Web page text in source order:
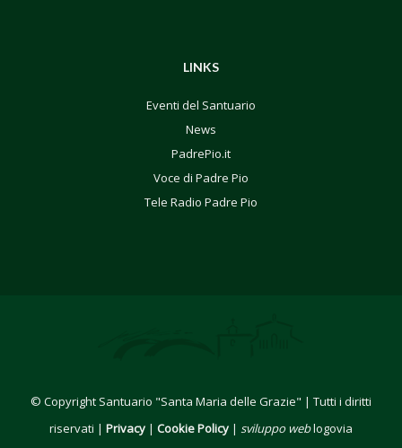
LINKS
Eventi del Santuario
News
PadrePio.it
Voce di Padre Pio
Tele Radio Padre Pio
© Copyright Santuario "Santa Maria delle Grazie" | Tutti i diritti
riservati | Privacy | Cookie Policy | sviluppo weblogovia